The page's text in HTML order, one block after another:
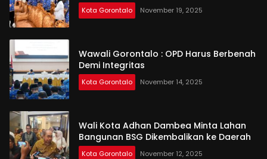
Kota Gorontalo November 19, 2025
Wawali Gorontalo : OPD Harus Berbenah
Demi Integritas
Kota Gorontalo November 14, 2025
Wali Kota Adhan Dambea Minta Lahan
Bangunan BSG Dikembalikan ke Daerah
Kota Gorontalo November 12, 2025